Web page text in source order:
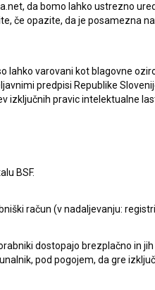
da bomo lahko ustrezno
če opazite, da je posamezna
lahko varovani kot blagovne
predpisi Republike
izključnih pravic intelektualne
BSF.
račun (v nadaljevanju:
dostopajo brezplačno in
pod pogojem, da gre